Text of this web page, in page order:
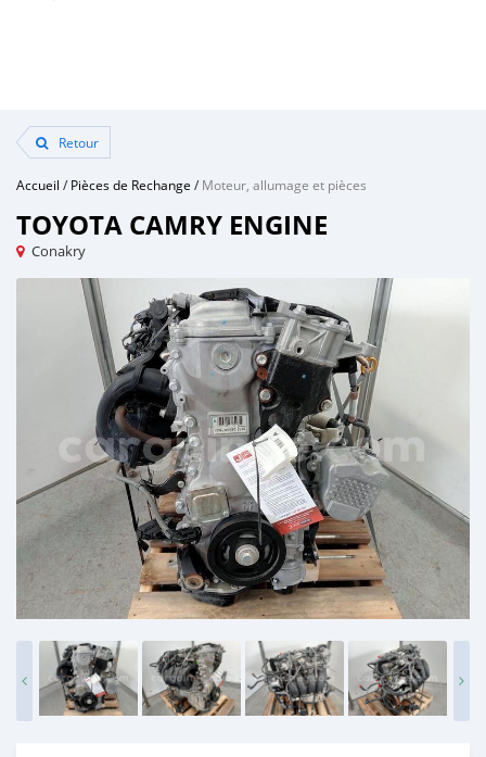
Retour
Accueil /Pièces de Rechange /Moteur, allumage et pièces
TOYOTA CAMRY ENGINE
Conakry